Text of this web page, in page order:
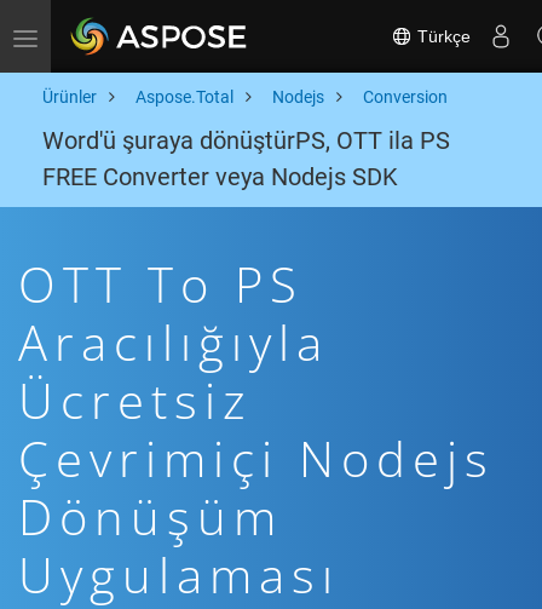
Toggle navigation Türkçe
Ürünler Aspose.Total Nodejs Conversion
Word'ü şuraya dönüştürPS, OTT ila PS
FREE Converter veya Nodejs SDK
OTT To PS
Aracılığıyla
Ücretsiz
Çevrimiçi Nodejs
Dönüşüm
Uygulaması